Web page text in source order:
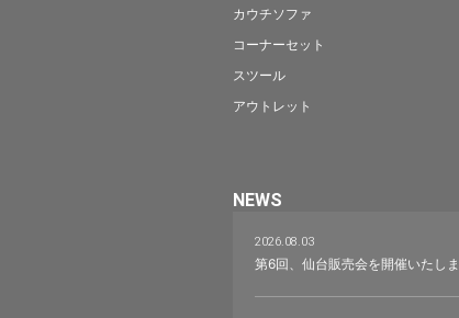
カウチソファ
コーナーセット
スツール
アウトレット
NEWS
2026.08.03
第6回、仙台販売会を開催いたしま